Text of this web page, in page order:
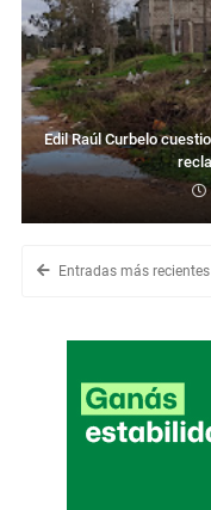
Edil Raúl Curbelo
Entradas más recientes